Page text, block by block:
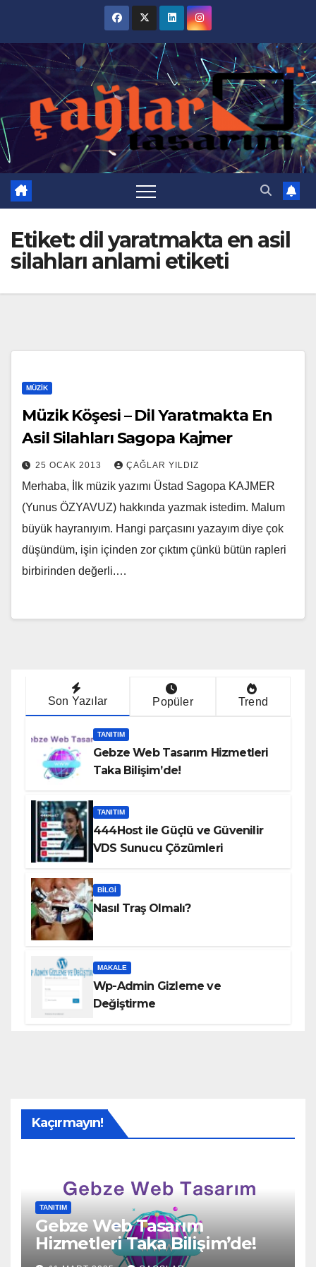
content
Etiket:dil yaratmakta en asil
silahları anlami etiketi
MÜZIK
Müzik Köşesi – Dil Yaratmakta En
Asil Silahları Sagopa Kajmer
25 OCAK 2013 ÇAĞLAR YILDIZ
Merhaba, İlk müzik yazımı Üstad Sagopa KAJMER
(Yunus ÖZYAVUZ) hakkında yazmak istedim. Malum
büyük hayranıyım. Hangi parçasını yazayım diye çok
düşündüm, işin içinden zor çıktım çünkü bütün rapleri
birbirinden değerli.…
Son Yazılar Popüler Trend
TANITIM
Gebze Web Tasarım Hizmetleri
Taka Bilişim’de!
TANITIM
444Host ile Güçlü ve Güvenilir
VDS Sunucu Çözümleri
BILGI
Nasıl Traş Olmalı?
MAKALE
Wp-Admin Gizleme ve
Değiştirme
Kaçırmayın!
TANITIM
Gebze Web Tasarım
Hizmetleri Taka Bilişim’de!